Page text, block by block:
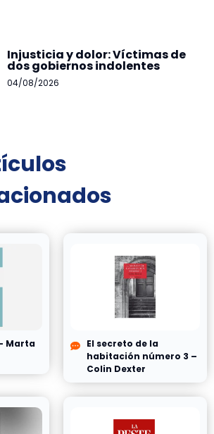
Injusticia y dolor: Víctimas de
dos gobiernos indolentes
04/08/2026
Marta
El secreto de la
habitación número 3 –
Colin Dexter